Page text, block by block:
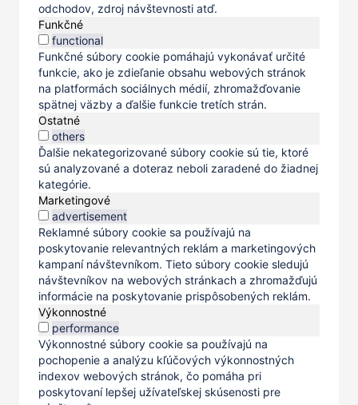
odchodov, zdroj návštevnosti atď.
Funkčné
functional
Funkčné súbory cookie pomáhajú vykonávať určité
funkcie, ako je zdieľanie obsahu webových stránok
na platformách sociálnych médií, zhromažďovanie
spätnej väzby a ďalšie funkcie tretích strán.
Ostatné
others
Ďalšie nekategorizované súbory cookie sú tie, ktoré
sú analyzované a doteraz neboli zaradené do žiadnej
kategórie.
Marketingové
advertisement
Reklamné súbory cookie sa používajú na
poskytovanie relevantných reklám a marketingových
kampaní návštevníkom. Tieto súbory cookie sledujú
návštevníkov na webových stránkach a zhromažďujú
informácie na poskytovanie prispôsobených reklám.
Výkonnostné
performance
Výkonnostné súbory cookie sa používajú na
pochopenie a analýzu kľúčových výkonnostných
indexov webových stránok, čo pomáha pri
poskytovaní lepšej užívateľskej skúsenosti pre